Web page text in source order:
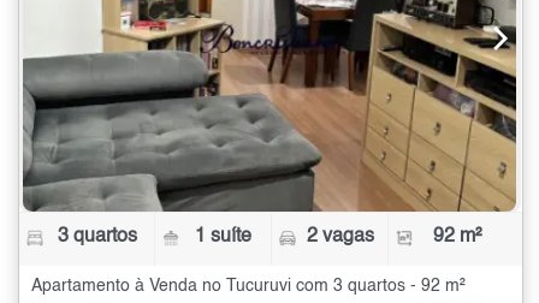
3 quartos 1 suíte 2 vagas 92 m²
Apartamento à Venda no Tucuruvi com 3 quartos - 92 m²